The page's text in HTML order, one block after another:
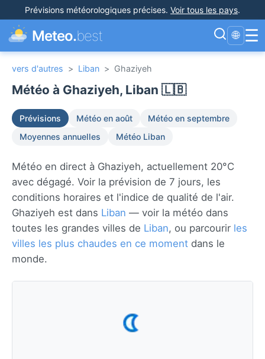
Prévisions météorologiques précises. Voir tous les pays.
Meteo.best 🌐 ☰
vers d'autres > Liban > Ghaziyeh
Météo à Ghaziyeh, Liban 🇱🇧
Prévisions Météo en août
Météo en septembre
Moyennes annuelles
Météo Liban
Météo en direct à Ghaziyeh, actuellement 20°C
avec dégagé. Voir la prévision de 7 jours, les
conditions horaires et l'indice de qualité de l'air.
Ghaziyeh est dans Liban — voir la météo dans
toutes les grandes villes de Liban, ou parcourir les
villes les plus chaudes en ce moment dans le
monde.